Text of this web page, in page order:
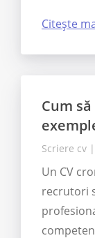
Citește
​Cum
Scriere cv |
Un CV
recrutori